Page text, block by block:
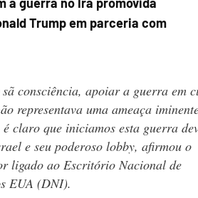
Trump em parceria com
sã consciência, apoiar a guerra em
representava uma ameaça
é claro que iniciamos esta guerra
e seu poderosolobby, afirmou o
ligado ao Escritório Nacional de
EUA (DNI).